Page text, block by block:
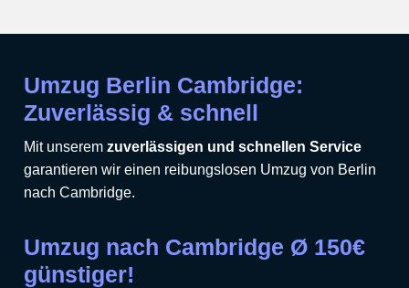
Umzug Berlin Cambridge:
Zuverlässig & schnell
Mit unserem zuverlässigen und schnellen Service
garantieren wir einen reibungslosen Umzug von Berlin
nach Cambridge.
Umzug nach Cambridge Ø 150€
günstiger!